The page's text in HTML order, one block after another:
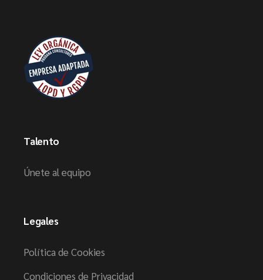
Talento
Únete al equipo
Legales
Política de Cookies
Condiciones de Privacidad